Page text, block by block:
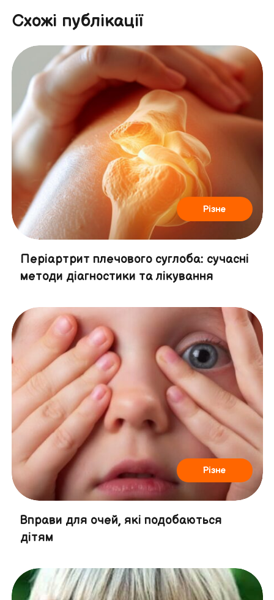
Схожі публікації
Різне
Періартрит плечового суглоба: сучасні
методи діагностики та лікування
Різне
Вправи для очей, які подобаються
дітям